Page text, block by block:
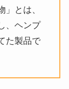
とは、
、ヘンプ
た製品で